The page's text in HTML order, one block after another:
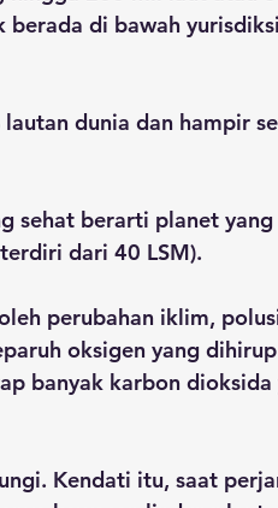
di bawah
dunia dan hampir
sehat berarti planet
dari 40 LSM).
perubahan iklim,
oksigen yang
banyak karbon dioksida
Kendati itu, saat